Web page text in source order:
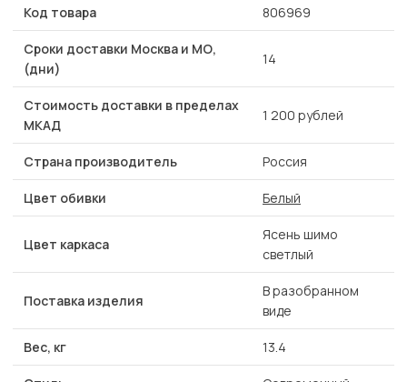
Код товара 806969
Сроки доставки Москва и МО,
(дни)
14
Стоимость доставки в пределах
МКАД
1 200 рублей
Страна производитель Россия
Цвет обивки Белый
Цвет каркаса
Ясень шимо
светлый
Поставка изделия
В разобранном
виде
Вес, кг 13.4